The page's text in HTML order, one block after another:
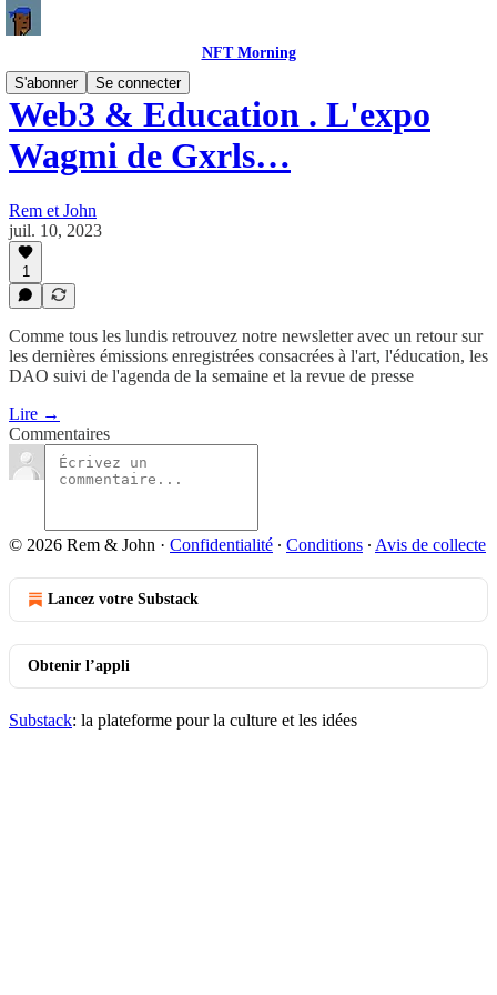
NFT Morning
S'abonner
Se connecter
Web3 & Education . L'expo
Wagmi de Gxrls…
Rem et John
juil. 10, 2023
1
Comme tous les lundis retrouvez notre newsletter avec un retour sur
les dernières émissions enregistrées consacrées à l'art, l'éducation, les
DAO suivi de l'agenda de la semaine et la revue de presse
Lire →
Commentaires
© 2026 Rem & John · Confidentialité ∙ Conditions ∙ Avis de collecte
Lancez votre Substack
Obtenir l’appli
Substack: la plateforme pour la culture et les idées